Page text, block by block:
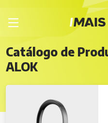
Catálogo de
ALOK